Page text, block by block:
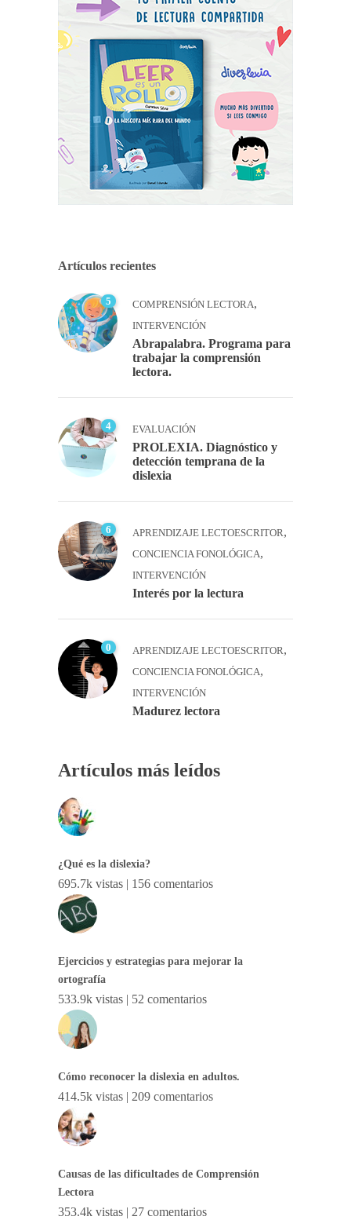
Artículos recientes
5 COMPRENSIÓN LECTORA,
INTERVENCIÓN
Abrapalabra. Programa para
trabajar la comprensión
lectora.
4 EVALUACIÓN
PROLEXIA. Diagnóstico y
detección temprana de la
dislexia
6 APRENDIZAJE LECTOESCRITOR,
CONCIENCIA FONOLÓGICA,
INTERVENCIÓN
Interés por la lectura
0 APRENDIZAJE LECTOESCRITOR,
CONCIENCIA FONOLÓGICA,
INTERVENCIÓN
Madurez lectora
Artículos más leídos
¿Qué es la dislexia?
695.7k vistas | 156 comentarios
Ejercicios y estrategias para mejorar la
ortografía
533.9k vistas | 52 comentarios
Cómo reconocer la dislexia en adultos.
414.5k vistas | 209 comentarios
Causas de las dificultades de Comprensión
Lectora
353.4k vistas | 27 comentarios